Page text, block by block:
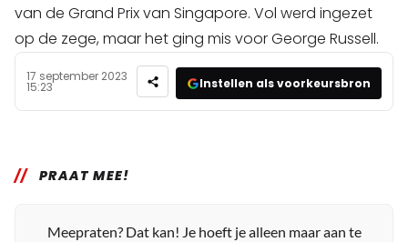
van de Grand Prix van Singapore. Vol werd ingezet
op de zege, maar het ging mis voor George Russell.
17 september 2023
15:23 Instellen als voorkeursbron
PRAAT MEE!
Meepraten? Dat kan! Je hoeft je alleen maar aan te